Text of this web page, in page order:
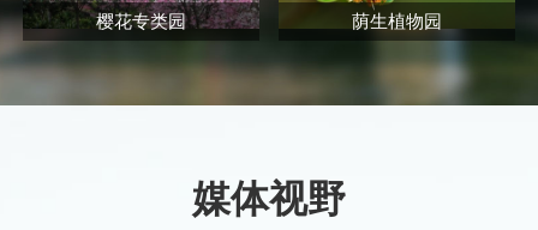
樱花专类园 荫生植物园
媒体视野